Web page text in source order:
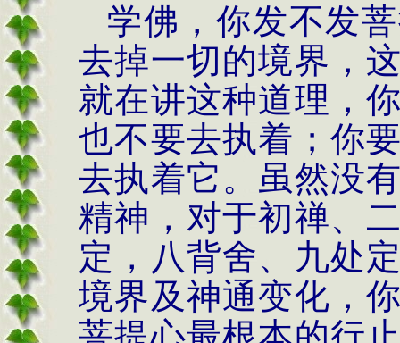
学佛，你发不发
去掉一切的境界，
就在讲这种道理，
也不要去执着；你
去执着它。虽然没
精神，对于初禅、
定，八背舍、九处
境界及神通变化，
菩提心最根本的行